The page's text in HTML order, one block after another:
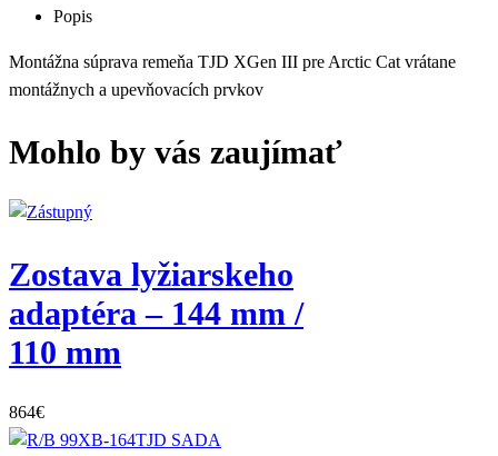
TJD
Cat)
Popis
Montážna súprava remeňa TJD XGen III pre Arctic Cat vrátane
montážnych a upevňovacích prvkov
Mohlo by vás zaujímať
Zostava lyžiarskeho
adaptéra – 144 mm /
110 mm
864€